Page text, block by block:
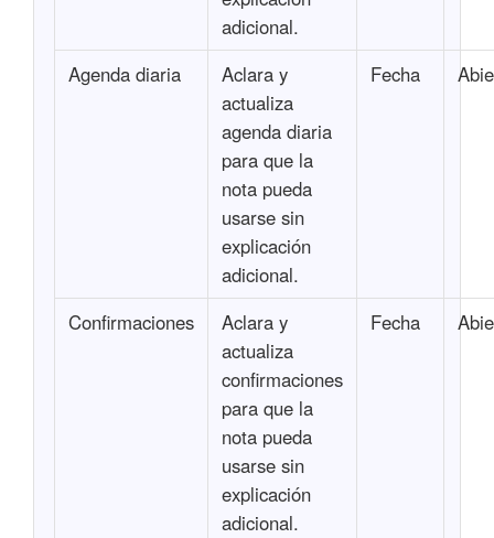
adicional.
Agenda diaria
Aclara y
actualiza
agenda diaria
para que la
nota pueda
usarse sin
explicación
adicional.
Fecha
Confirmaciones
Aclara y
actualiza
confirmaciones
para que la
nota pueda
usarse sin
explicación
adicional.
Fecha